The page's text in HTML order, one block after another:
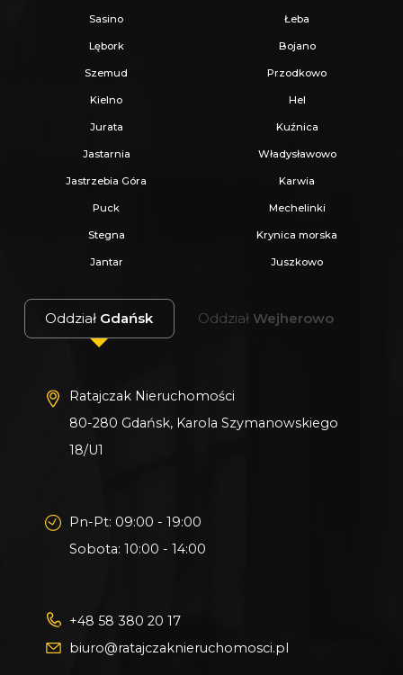
Sasino Łeba
Lębork Bojano
Szemud Przodkowo
Kielno Hel
Jurata Kuźnica
Jastarnia Władysławowo
Jastrzebia Góra Karwia
Puck Mechelinki
Stegna Krynica morska
Jantar Juszkowo
Oddział Gdańsk Oddział Wejherowo
Ratajczak Nieruchomości
80-280 Gdańsk, Karola Szymanowskiego
18/U1
Pn-Pt: 09:00 - 19:00
Sobota: 10:00 - 14:00
+48 58 380 20 17
biuro@ratajczaknieruchomosci.pl